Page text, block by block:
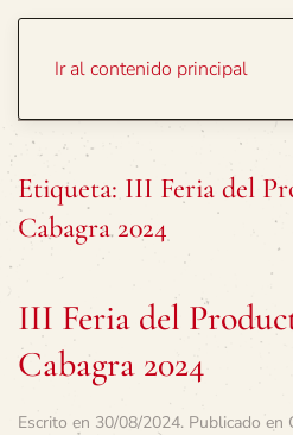
Ir al contenido principal
Etiqueta: III Feria del
Cabagra 2024
III Feria del
Cabagra 2024
Escrito en 30/08/2024. Publicado en